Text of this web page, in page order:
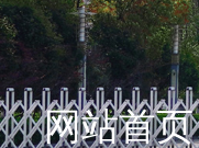
网站首页